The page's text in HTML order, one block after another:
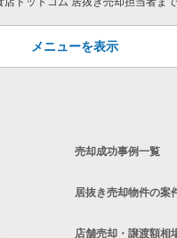
飲食店の居抜き売却物件の案件一覧
居抜き売却物件の案件一覧
店の居抜き売却物件の案件一覧
食店の居抜き売却物件の案件一覧
居抜き売却物件の案件一覧
メニューを表示
売却成功事例一覧
居抜き売却物件の案
店舗売却・譲渡額相